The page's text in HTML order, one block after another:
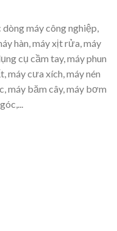
máy công nghiệp,
hàn, máy xịt rửa, máy
cụ cầm tay, máy phun
máy cưa xích, máy nén
máy băm cây, máy bơm